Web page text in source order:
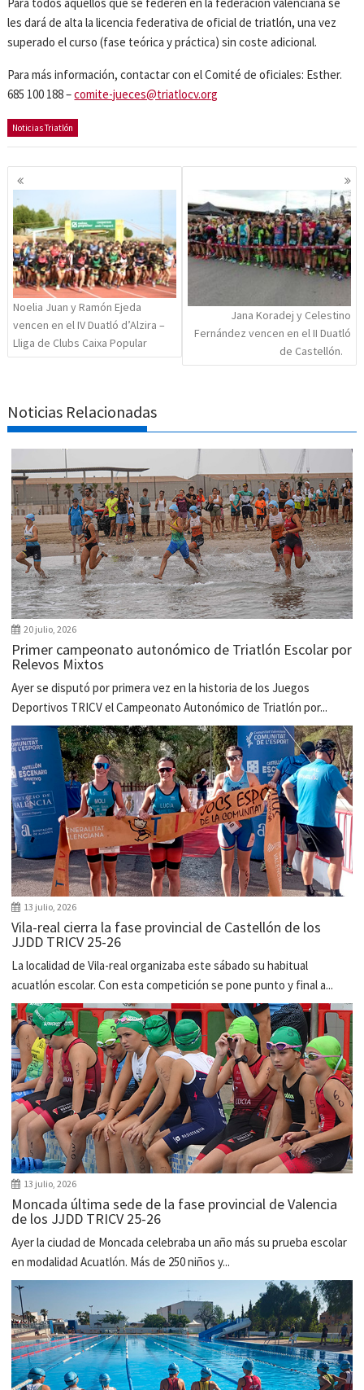
les dará de alta la licencia federativa de oficial de triatlón, una vez
superado el curso (fase teórica y práctica) sin coste adicional.
Para más información, contactar con el Comité de oficiales: Esther.
685 100 188 –comite-jueces@triatlocv.org
Noticias Triatlón
Navegación
de
entradas
Noelia Juan y Ramón Ejeda
vencen en el IV Duatló d’Alzira –
Lliga de Clubs Caixa Popular
Jana Koradej y Celestino
Fernández vencen en el II Duatló
de Castellón.
Noticias Relacionadas
20 julio, 2026
Primer campeonato autonómico de Triatlón Escolar por
Relevos Mixtos
Ayer se disputó por primera vez en la historia de los Juegos
Deportivos TRICV el Campeonato Autonómico de Triatlón por...
13 julio, 2026
Vila-real cierra la fase provincial de Castellón de los
JJDD TRICV 25-26
La localidad de Vila-real organizaba este sábado su habitual
acuatlón escolar. Con esta competición se pone punto y final a...
13 julio, 2026
Moncada última sede de la fase provincial de Valencia
de los JJDD TRICV 25-26
Ayer la ciudad de Moncada celebraba un año más su prueba escolar
en modalidad Acuatlón. Más de 250 niños y...